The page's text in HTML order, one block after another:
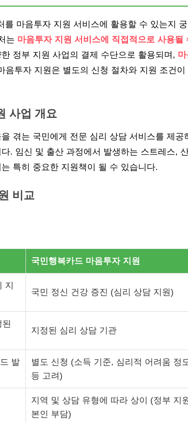
를 마음투자 지원 서비스에 활용할 수 있는지
는 마음투자 지원 서비스에 직접적으로 사용될
정부 지원 사업의 결제 수단으로 활용되며,
음투자 지원은 별도의 신청 절차와 지원 조건이
사업 개요
겪는 국민에게 전문 심리 상담 서비스를 제공
. 임신 및 출산 과정에서 발생하는 스트레스,
특히 중요한 지원책이 될 수 있습니다.
비교
국민행복카드 마음투자 지원
지
국민 정신 건강 증진 (심리 상담 지원)
지정된 심리 상담 기관
발
별도 신청 (소득 기준, 심리적 어려움 정
등 고려)
지역 및 상담 유형에 따라 상이 (정부 지
본인 부담)